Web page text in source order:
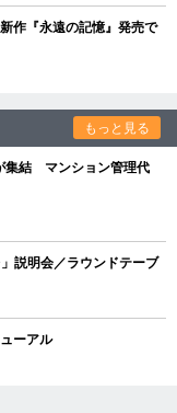
作『永遠の記憶』発売で
もっと見る
集結 マンション管理代
説明会／ラウンドテーブ
ーアル